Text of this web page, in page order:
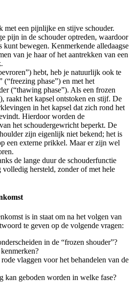
met een pijnlijke en stijve schouder.
pijn in de schouder optreden, waardoor
bewegen. Kenmerkende alledaagse
van je haar of het aantrekken van een
hebt, heb je natuurlijk ook te
(“freezing phase”) en met het
(“thawing phase”). Als een frozen
raakt het kapsel ontstoken en stijf. De
in het kapsel dat zich rond het
Hierdoor worden de
het schoudergewricht beperkt. De
zijn eigenlijk niet bekend; het is
een externe prikkel. Maar er zijn wel
de lange duur de schouderfunctie
hersteld, zonder of met hele
is in staat om na het volgen van
te geven op de volgende vragen:
in de “frozen shouder”?
vlaggen voor het behandelen van de
kan geboden worden in welke fase?